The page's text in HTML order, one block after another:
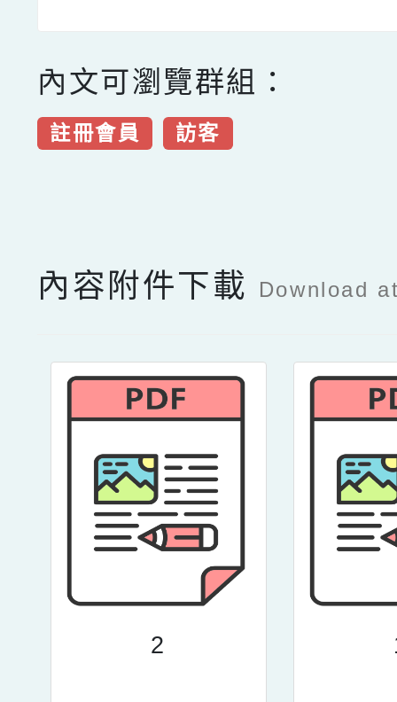
內文可瀏覽群組：
註冊會員 訪客
內容附件下載 Download
2